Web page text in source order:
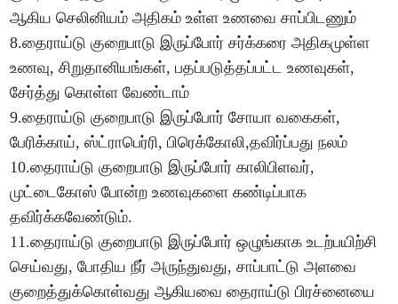
ஆகிய செலினியம் அதிகம் உள்ள உணவை சாப்பிடணும்
8.தைராய்டு குறைபாடு இருப்போர் சர்க்கரை அதிகமுள்ள
உணவு, சிறுதானியங்கள், பதப்படுத்தப்பட்ட உணவுகள்,
சேர்த்து கொள்ள வேண்டாம்
9.தைராய்டு குறைபாடு இருப்போர் சோயா வகைகள்,
பேரிக்காய், ஸ்ட்ராபெர்ரி, பிரெக்கோலி,தவிர்ப்பது நலம்
10.தைராய்டு குறைபாடு இருப்போர் காலிபிளவர்,
முட்டைகோஸ் போன்ற உணவுகளை கண்டிப்பாக
தவிர்க்கவேண்டும்.
11.தைராய்டு குறைபாடு இருப்போர் ஒழுங்காக உடற்பயிற்சி
செய்வது, போதிய நீர் அருந்துவது, சாப்பாட்டு அளவை
குறைத்துக்கொள்வது ஆகியவை தைராய்டு பிரச்னையை